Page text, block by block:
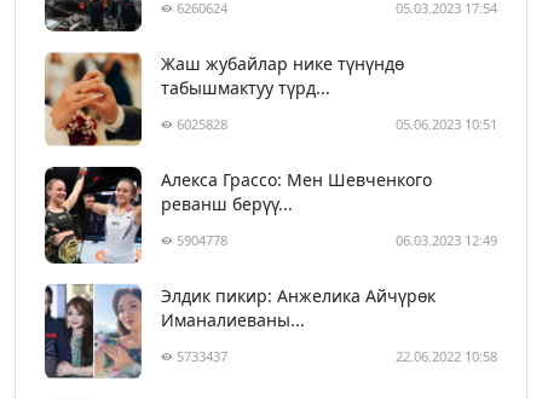
6260624 05.03.2023 17:54
Жаш жубайлар нике түнүндө
табышмактуу түрд...
6025828 05.06.2023 10:51
Алекса Грассо: Мен Шевченкого
реванш берүү...
5904778 06.03.2023 12:49
Элдик пикир: Анжелика Айчүрөк
Иманалиеваны...
5733437 22.06.2022 10:58